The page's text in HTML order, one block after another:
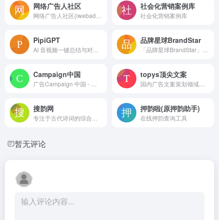
网络广告人社区 社会化营销案例库
社会化营销案例库
PipiGPT 品牌星球BrandStar
Campaign中国 topys顶尖文案
搜韵网 押韵啦(原押韵助手)
在线押韵查询工具
暂无评论